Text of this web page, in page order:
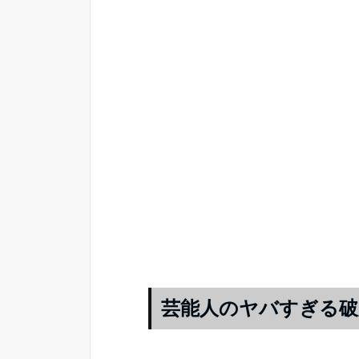
芸能人のヤバすぎる